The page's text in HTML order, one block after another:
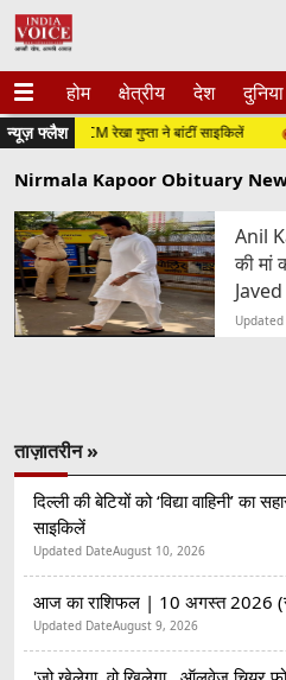
होम क्षेत्रीय देश दुनिया
न्यूज़ फ्लैश
का सहारा, CM रेखा गुप्ता ने बांटीं साइकिलें
Nirmala Kapoor Obituary
Anil
की मां
ताज़ातरीन »
दिल्ली की बेटियों को ‘विद्या वाहिनी’ का
साइकिलें
Updated DateAugust 10, 2026
आज का राशिफल | 10 अगस्त 2026
Updated DateAugust 9, 2026